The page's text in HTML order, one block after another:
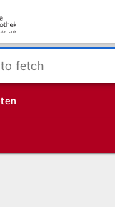
to fetch